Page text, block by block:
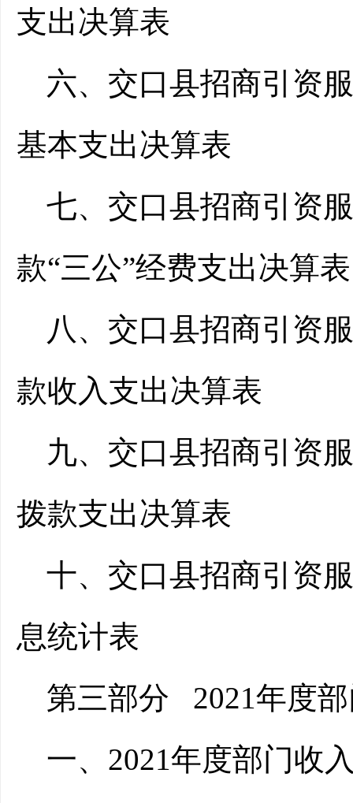
支出决算表
六、交口县招商引资
基本支出决算表
七、交口县招商引资
款“三公”经费支出决算表
八、交口县招商引资
款收入支出决算表
九、交口县招商引资
拨款支出决算表
十、交口县招商引资
息统计表
第三部分
2021年度
一、2021年度部门收